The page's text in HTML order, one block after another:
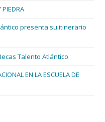
PIEDRA
presenta su itinerario
Talento Atlántico
EN LA ESCUELA DE